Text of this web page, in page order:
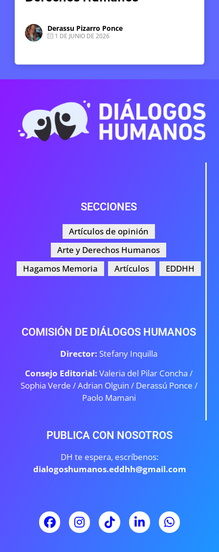
Derassu Pizarro Ponce
1 DE JUNIO DE 2026
SECCIONES
Artículos de opinión
Arte y Derechos Humanos
Hagamos Memoria
Artículos EDDHH
COMISIÓN DE DIÁLOGOS HUMANOS
Director: Stefany Inquilla
Consejo Editorial: Valeria del Pilar Concha /
Sophia Verde /Adrian Olguin / Derassú Ponce /
Paolo Mamani
PUBLICA CON NOSOTROS
DH te espera, escríbenos:
dialogoshumanos.eddhh@gmail.com